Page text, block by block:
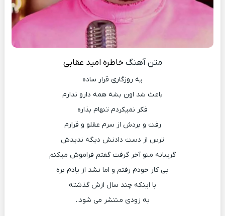
متن آهنگخاطره امید عقابی
یه روزگاری قرار ساده
باعث شد اون بشه همه دارو ندارم
فکر نمیکردم تنهام بذاره
رفت و بردش از سرم عقلو و قرارم
ترس از دست دادنش دیگه ندیدش
گریبانه منو آخر گرفت گفتم فراموش میکنم
پی کار خودم رفتم و اما نشد از یادم بره
با اینکه چند سال ازش گذشته
به زودی منتشر می شود..